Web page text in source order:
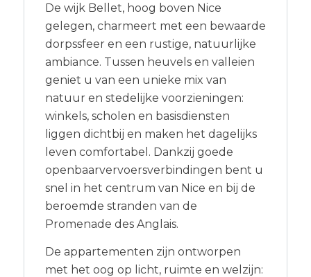
De wijk Bellet, hoog boven Nice
gelegen, charmeert met een bewaarde
dorpssfeer en een rustige, natuurlijke
ambiance. Tussen heuvels en valleien
geniet u van een unieke mix van
natuur en stedelijke voorzieningen:
winkels, scholen en basisdiensten
liggen dichtbij en maken het dagelijks
leven comfortabel. Dankzij goede
openbaarvervoersverbindingen bent u
snel in het centrum van Nice en bij de
beroemde stranden van de
Promenade des Anglais.
De appartementen zijn ontworpen
met het oog op licht, ruimte en welzijn: